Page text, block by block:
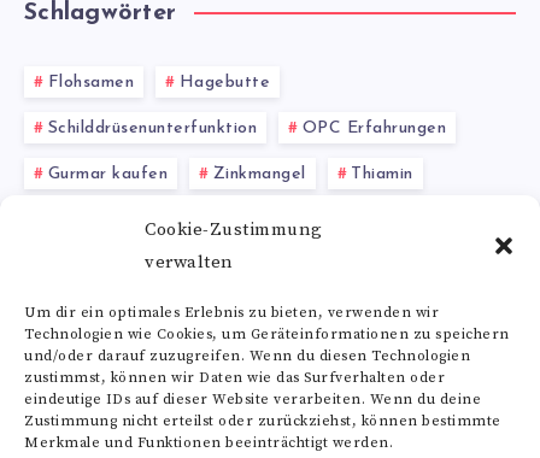
Cookie-Zustimmung
verwalten
Um dir ein optimales Erlebnis zu bieten, verwenden wir
Technologien wie Cookies, um Geräteinformationen zu speichern
und/oder darauf zuzugreifen. Wenn du diesen Technologien
zustimmst, können wir Daten wie das Surfverhalten oder
eindeutige IDs auf dieser Website verarbeiten. Wenn du deine
Zustimmung nicht erteilst oder zurückziehst, können bestimmte
Merkmale und Funktionen beeinträchtigt werden.
Schlagwörter
Flohsamen Hagebutte
Schilddrüsenunterfunktion OPC Erfahrungen
Gurmar kaufen Zinkmangel Thiamin
Enzyme als Nahrungsergänzungsmittel
Natürliche Antioxidantien
Alle Schlagwörter